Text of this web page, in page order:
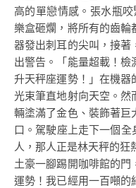
高的單戀情感。張水瓶
樂盒砸爛，將所有的齒
器發出刺耳的尖叫，接
出警告。「能量超載！
升天秤座運勢！」在機器
光束筆直地射向天空。
輛塗滿了金色、裝飾著巨
口。駕駛座上走下一個全
人，那人正是林天秤的
土豪一腳踢開咖啡館的
運勢！我已經用一百噸的